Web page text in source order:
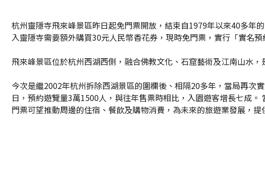
杭州靈隱寺飛來峰景區昨日起免門票開放，結束自1979年以來40多年
入靈隱寺需要額外購買30元人民幣香花券，現時免門票，實行「實名
飛來峰景區位於杭州西湖西側，融合佛教文化、石窟藝術及江南山水，
今次是繼2002年杭州拆除西湖景區的圍欄後、相隔20多年，當局再次
日，預約遊覽量3萬1500人，與往年售票時相比，入園遊客增長七成
門票可望推動周邊的住宿、餐飲及購物消費，為未來的旅遊業發展，提